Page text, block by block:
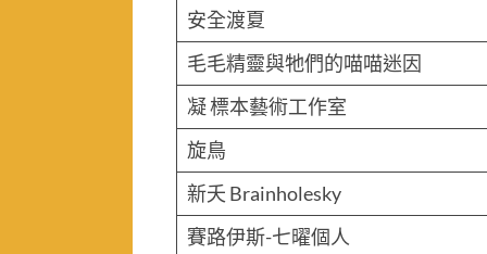
安全渡夏
毛毛精靈與牠們的喵喵迷因
凝 標本藝術工作室
旋鳥
新夭 Brainholesky
賽路伊斯-七曜個人